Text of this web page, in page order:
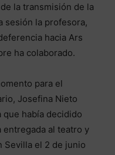
la transmisión de la
sesión la profesora,
hacia Ars
ha colaborado.
para el
Josefina Nieto
había decidido
al teatro y
Sevilla el 2 de junio